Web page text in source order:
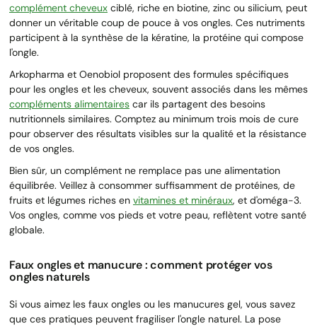
complément cheveux ciblé, riche en biotine, zinc ou silicium, peut
donner un véritable coup de pouce à vos ongles. Ces nutriments
participent à la synthèse de la kératine, la protéine qui compose
l'ongle.
Arkopharma et Oenobiol proposent des formules spécifiques
pour les ongles et les cheveux, souvent associés dans les mêmes
compléments alimentaires car ils partagent des besoins
nutritionnels similaires. Comptez au minimum trois mois de cure
pour observer des résultats visibles sur la qualité et la résistance
de vos ongles.
Bien sûr, un complément ne remplace pas une alimentation
équilibrée. Veillez à consommer suffisamment de protéines, de
fruits et légumes riches en vitamines et minéraux, et d'oméga-3.
Vos ongles, comme vos pieds et votre peau, reflètent votre santé
globale.
Faux ongles et manucure : comment protéger vos
ongles naturels
Si vous aimez les faux ongles ou les manucures gel, vous savez
que ces pratiques peuvent fragiliser l'ongle naturel. La pose